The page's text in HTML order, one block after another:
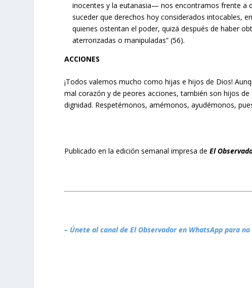
inocentes y la eutanasia— nos encontramos frente a
suceder que derechos hoy considerados intocables,
quienes ostentan el poder, quizá después de haber
aterrorizadas o manipuladas” (56).
ACCIONES
¡Todos valemos mucho como hijas e hijos de Dios!
mal corazón y de peores acciones, también son hijos
dignidad. Respetémonos, amémonos, ayudémonos,
Publicado en la edición semanal impresa deEl
– Únete al canal de El Observador en WhatsApp para